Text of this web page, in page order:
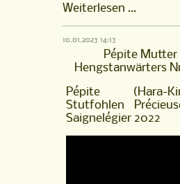
Weiterlesen …
aus
der
Pépite
(Hara-
Kiri),
2021
10.01.2023 14:13
Pépite Mutter
Hengstanwärters
Pépite
Stutfohlen
Saignelégier 2022